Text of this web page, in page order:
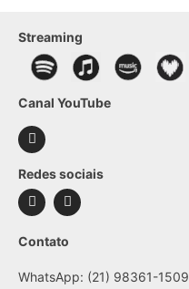
Streaming
Canal YouTube
Redes sociais
Contato
WhatsApp: (21) 98361-1509